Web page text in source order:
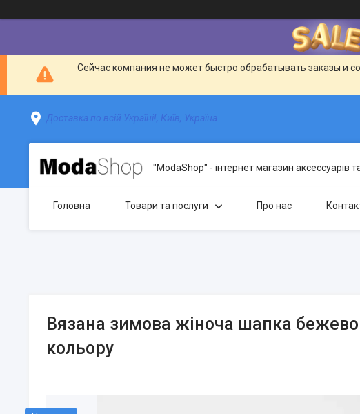
Сейчас компания не может быстро обрабатывать заказы и
Доставка по всій Україні!, Київ, Україна
"ModaShop" - інтернет магазин аксессуарів
Головна Товари та послуги Про нас
Вязана зимова жіноча шапка
кольору